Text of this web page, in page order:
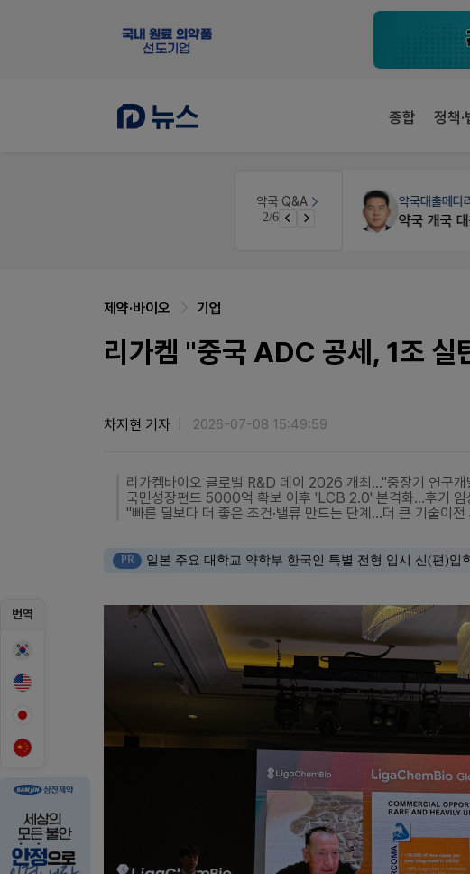
종합 정책·
약국 Q&A
3/6 약국 개국 대출 어떻게 받아야할지 어렵습니다
세무·노무팜텍
번역
제약·바이오 기업
리가켐 "중국 ADC 공세, 1조 실
차지현 기자 2026-07-08 15:49:59
리가켐바이오 글로벌 R&D 데이 2026 개최…"중장기 연구개
국민성장펀드 5000억 확보 이후 'LCB 2.0' 본격화…후기 임
"빠른 딜보다 더 좋은 조건·밸류 만드는 단계…더 큰 기술이전
PR 일본 주요 대학교 약학부 한국인 특별 전형 입시 신(편)입